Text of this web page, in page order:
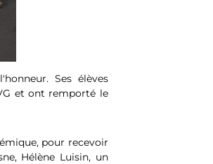
Ses élèves
et ont remporté le
pour recevoir
Hélène Luisin, un